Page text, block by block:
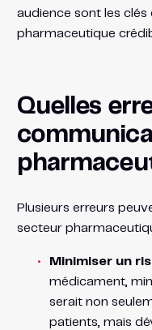
audience sont les clés
pharmaceutique
Quelles
Plusieurs erreurs
secteur
Minimiser un
médicament,
serait non
patients, mais